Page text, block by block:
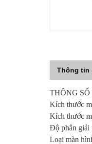
Thông tin
THÔNG
Kích
Kích thước
Độ phân
Loại